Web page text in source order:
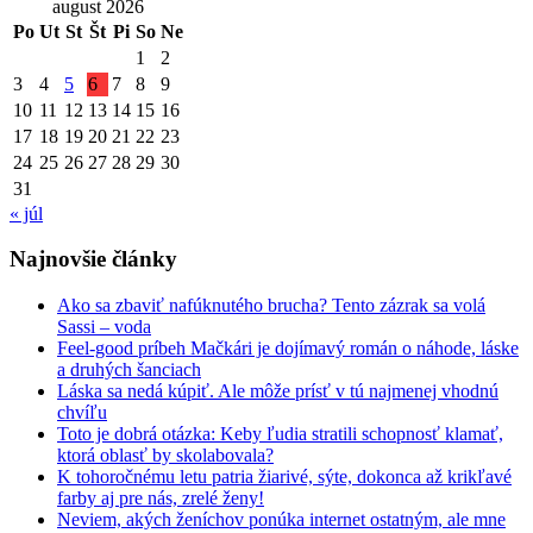
august 2026
Po Ut St Št Pi So Ne
1
2
3
4 5 6 7 8
9
10 11 12 13 14 15 16
17 18 19 20 21 22 23
24 25 26 27 28 29 30
31
« júl
Najnovšie články
Ako sa zbaviť nafúknutého brucha? Tento zázrak sa volá
Sassi – voda
Feel-good príbeh Mačkári je dojímavý román o náhode, láske
a druhých šanciach
Láska sa nedá kúpiť. Ale môže prísť v tú najmenej vhodnú
chvíľu
Toto je dobrá otázka: Keby ľudia stratili schopnosť klamať,
ktorá oblasť by skolabovala?
K tohoročnému letu patria žiarivé, sýte, dokonca až krikľavé
farby aj pre nás, zrelé ženy!
Neviem, akých ženíchov ponúka internet ostatným, ale mne